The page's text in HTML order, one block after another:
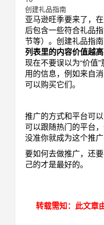
创建礼品指南
亚马逊旺季要来了，
后包含一些符合礼品
节等）。创建礼品指
列表里的内容价值越
现在不要误以为“价值
用的信息，例如来自
可以购买它们。
推广的方式和平台可
可以跟随热门的平台
没准你就成为这个推
要如何去做推广，还
己的才是最好的。
转载需知：此文章